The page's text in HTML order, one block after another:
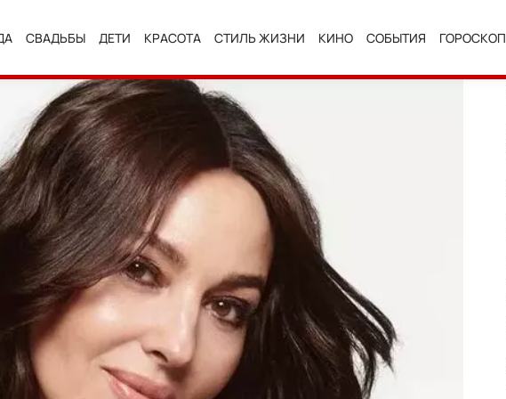
СВАДЬБЫ ДЕТИ КРАСОТА СТИЛЬ ЖИЗНИ КИНО СОБЫТИЯ ГОРОСКОП